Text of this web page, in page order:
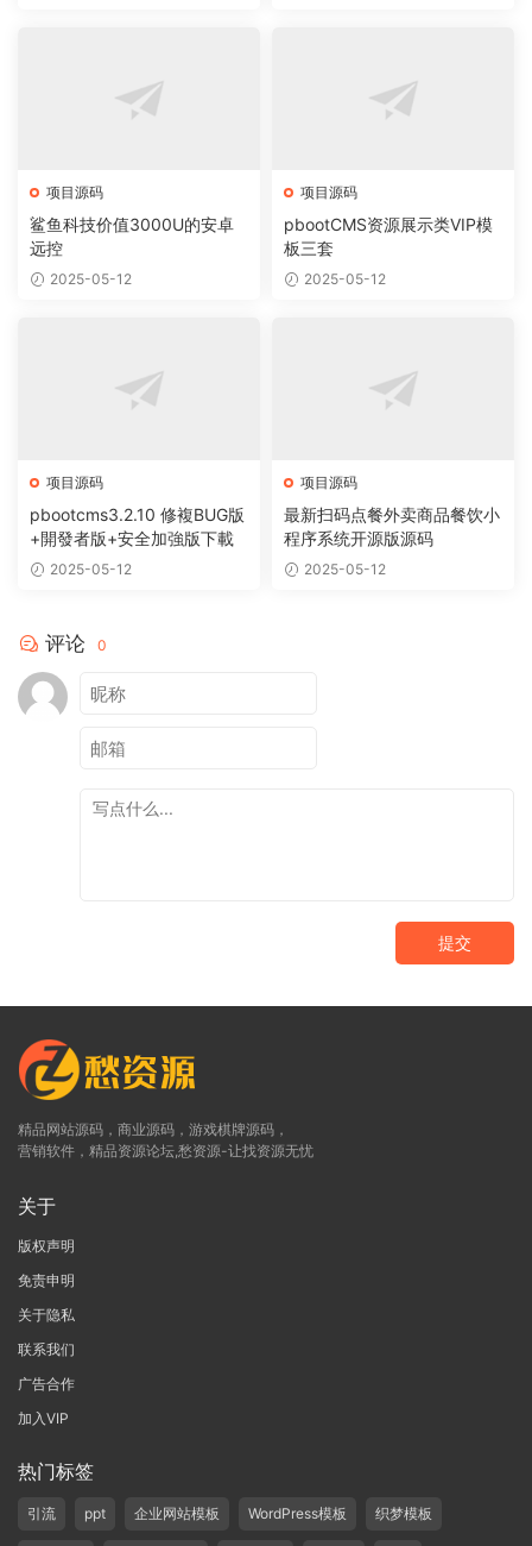
项目源码
鲨鱼科技价值3000U的安卓
远控
2025-05-12
项目源码
pbootCMS资源展示类VIP模
板三套
2025-05-12
项目源码
pbootcms3.2.10 修複BUG版
+開發者版+安全加強版下載
2025-05-12
项目源码
最新扫码点餐外卖商品餐饮小
程序系统开源版源码
2025-05-12
评论 0
提交
精品网站源码，商业源码，游戏棋牌源码，
营销软件，精品资源论坛,愁资源-让找资源无忧
关于
版权声明
免责申明
关于隐私
联系我们
广告合作
加入VIP
热门标签
引流 ppt 企业网站模板 WordPress模板 织梦模板